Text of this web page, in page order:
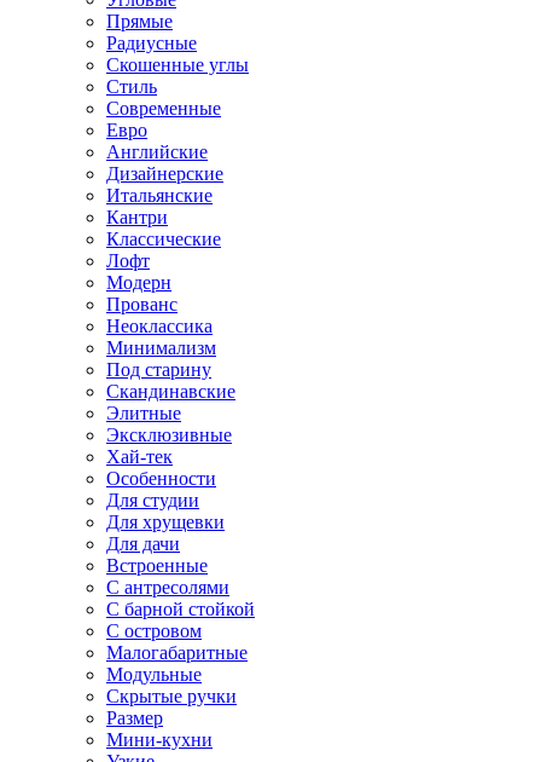
Прямые
Радиусные
Скошенные углы
Стиль
Современные
Евро
Английские
Дизайнерские
Итальянские
Кантри
Классические
Лофт
Модерн
Прованс
Неоклассика
Минимализм
Под старину
Скандинавские
Элитные
Эксклюзивные
Хай-тек
Особенности
Для студии
Для хрущевки
Для дачи
Встроенные
С антресолями
С барной стойкой
С островом
Малогабаритные
Модульные
Скрытые ручки
Размер
Мини-кухни